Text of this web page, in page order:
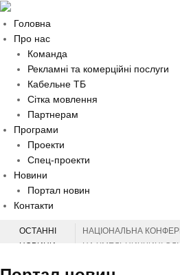
Головна
Про нас
Команда
Рекламні та комерційні послуги
Кабельне ТБ
Сітка мовлення
Партнерам
Програми
Проекти
Спец-проекти
Новини
Портал новин
Контакти
ОСТАННІ
НОВИНИ
НАЦІОНАЛЬНА
НА ХМЕЛЬНИЧЧИНІ